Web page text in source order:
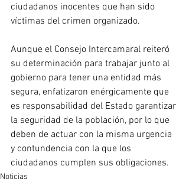
ciudadanos inocentes que han sido
víctimas del crimen organizado.
Aunque el Consejo Intercamaral reiteró
su determinación para trabajar junto al
gobierno para tener una entidad más
segura, enfatizaron enérgicamente que
es responsabilidad del Estado garantizar
la seguridad de la población, por lo que
deben de actuar con la misma urgencia
y contundencia con la que los
ciudadanos cumplen sus obligaciones.
Noticias